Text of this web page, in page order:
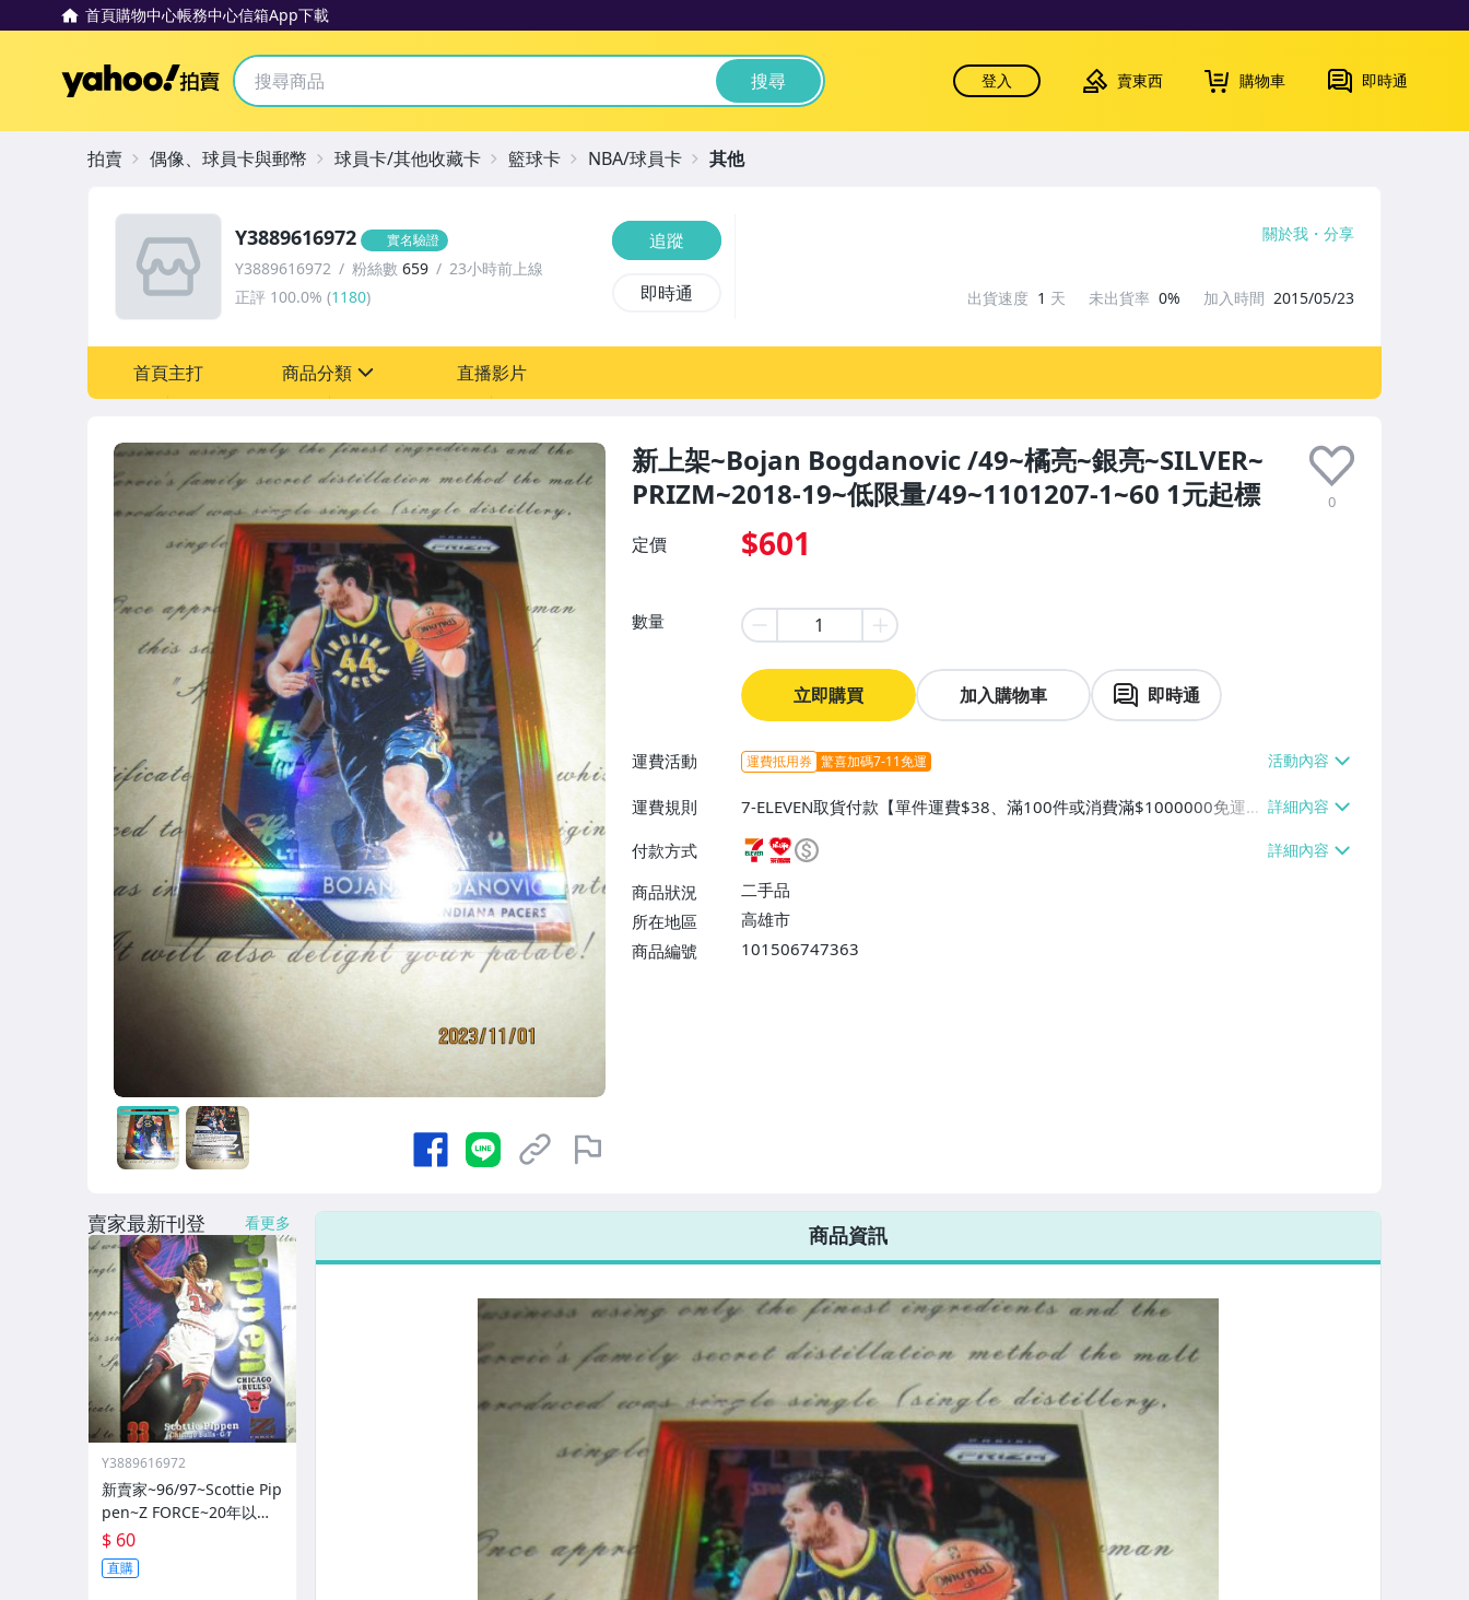
首頁購物中心帳務中心信箱App下載
Yahoo拍賣 搜尋 登入 賣東西 購物車 即時通
新上架~Bojan Bogdanovic /49~橘亮~銀亮~SILVER~
PRIZM~2018-19~低限量/49~1101207-1~60 1元起標
0
定價 $601
數量
立即購買 加入購物車 即時通
運費活動 運費抵用券 驚喜加碼7-11免運
運費規則
7-ELEVEN取貨付款【單件運費$38、滿100件或消費滿$1000000免運
費】、7-ELEVEN取貨不付款【單件運費$38】、萊爾富取貨付款【單件
運費$60、滿50件或消費滿$300000免運費】、郵局掛號【單件運費$5
0、滿30件或消費滿$30000免運費】
付款方式
商品狀況
二手品
所在地區
高雄市
商品編號
101506747363
Y3889616972 實名驗證
Y3889616972 粉絲數 659
23小時前上線
正評 100.0% (1180)
追蹤
即時通
關於我 分享
出貨速度 1 天 未出貨率 0% 加入時間 2015/05/23
首頁主打 商品分類 直播影片
拍賣 偶像、球員卡與郵幣 球員卡/其他收藏卡 籃球卡 NBA/球員卡 其他
商品資訊
賣家最新刊登 看更多
Y3889616972
新賣家~96/97~Scottie Pip
pen~Z FORCE~20年以上
歷史~無限量~
$ 60
直購